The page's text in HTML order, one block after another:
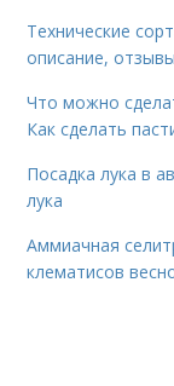
Технические
описание,
Что можно
Как сделать
Посадка лука в
лука
Аммиачная
клематисов